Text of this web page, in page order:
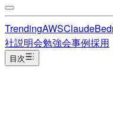
TrendingAWSClaude
社説明会勉強会事例採用
目次